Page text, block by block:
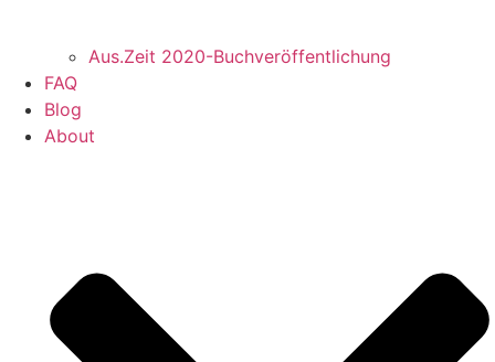
Aus.Zeit 2020-Buch­veröffentlichung
FAQ
Blog
About